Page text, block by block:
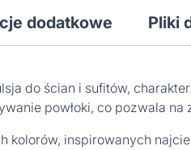
dodatkowe Pliki
do ścian i sufitów,
powłoki, co pozwala
kolorów, inspirowanych